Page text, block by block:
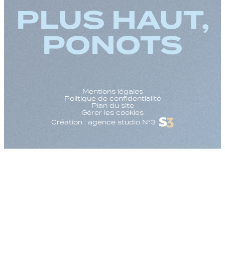
PLUS HAUT,
PONOTS
Mentions légales
Politique de confidentialité
Plan du site
Gérer les cookies
Création : agence studio N°3